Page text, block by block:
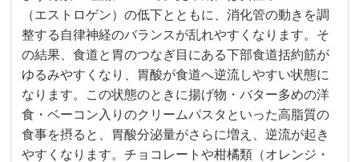
（エストロゲン）の低下とともに、消化管の動きを調
整する自律神経のバランスが乱れやすくなります。そ
の結果、食道と胃のつなぎ目にある下部食道括約筋が
ゆるみやすくなり、胃酸が食道へ逆流しやすい状態に
なります。この状態のときに揚げ物・バター多めの洋
食・ベーコン入りのクリームパスタといった高脂質の
食事を摂ると、胃酸分泌量がさらに増え、逆流が起き
やすくなります。チョコレートや柑橘類（オレンジ・